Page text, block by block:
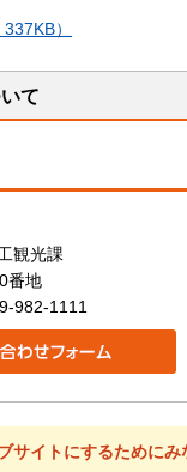
）
て
観光課
番地
982-1111
サイトにするために